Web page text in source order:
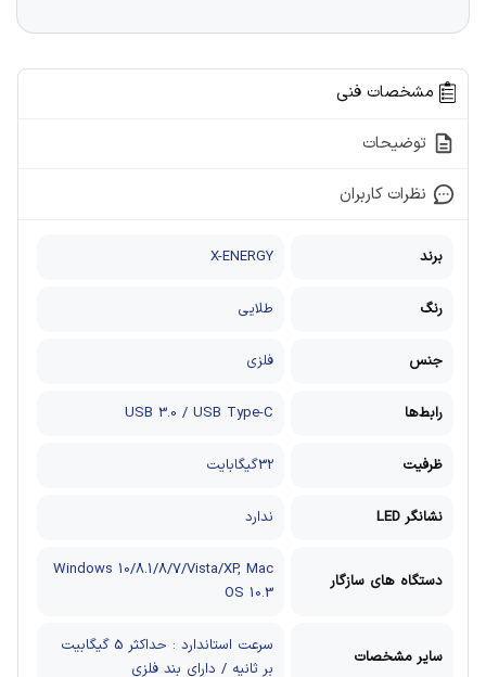
مشخصات فنی
توضیحات
نظرات کاربران
برند X-ENERGY
رنگ طلایی
جنس فلزی
رابط‌ها USB 3.0 / USB Type-C
ظرفیت 32گیگابایت
نشانگر LED ندارد
دستگاه های سازگار
Windows 10/8.1/8/7/Vista/XP, Mac
OS 10.3
سایر مشخصات
سرعت استاندارد : حداکثر 5 گیگابیت
بر ثانیه / دارای بند فلزی